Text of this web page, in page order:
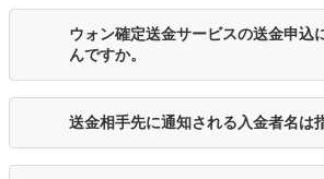
ウォン確定送金サービスの送金申込
んですか。
送金相手先に通知される入金者名は